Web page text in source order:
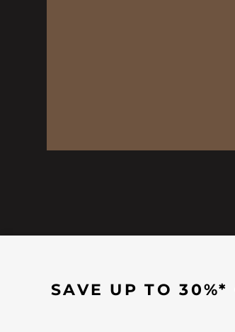
SAVE UP TO 30%*